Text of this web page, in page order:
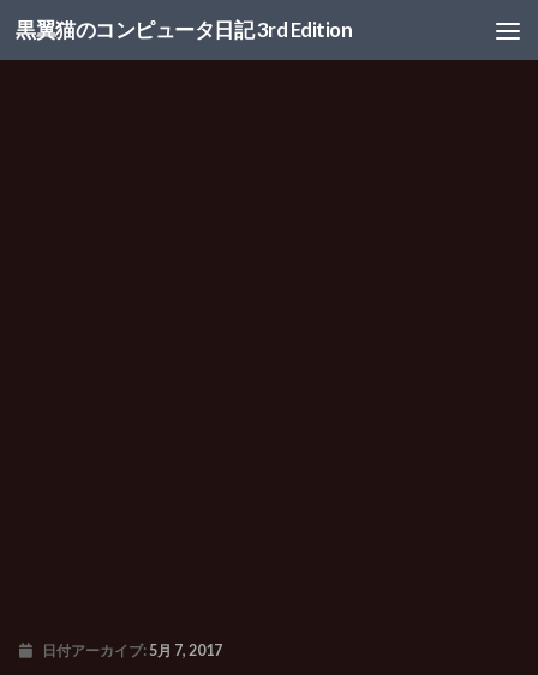
コンテンツへスキップ
黒翼猫のコンピュータ日記 3rd Edition
日付アーカイブ: 5月 7, 2017